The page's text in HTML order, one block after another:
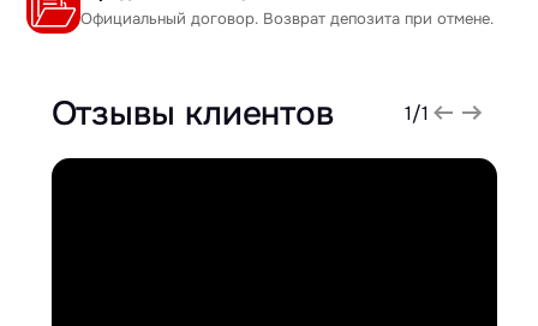
Официальный договор. Возврат депозита при отмене.
Отзывы клиентов 1/1